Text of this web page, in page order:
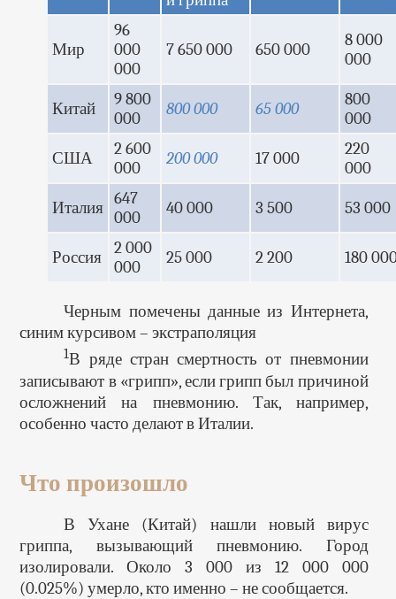
Мир
96
000
000
7 650 000 650 000
8 000
000
Китай
9 800
000
800 000 65 000
800
000
США
2 600
000
200 000 17 000
220
000
Италия 647
000
40 000 3 500 53 000
Россия
2 000
000
25 000 2 200 180
Черным помечены данные из Интернета,
синим курсивом – экстраполяция
1В ряде стран смертность от пневмонии
записывают в «грипп», если грипп был причиной
осложнений на пневмонию. Так, например,
особенно часто делают в Италии.
Что произошло
В Ухане (Китай) нашли новый вирус
гриппа, вызывающий пневмонию. Город
изолировали. Около 3 000 из 12 000 000
(0.025%) умерло, кто именно – не сообщается.